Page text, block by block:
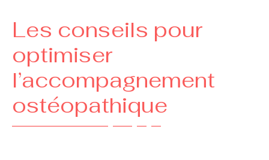
Les conseils pour
optimiser
l’accompagnement
ostéopathique